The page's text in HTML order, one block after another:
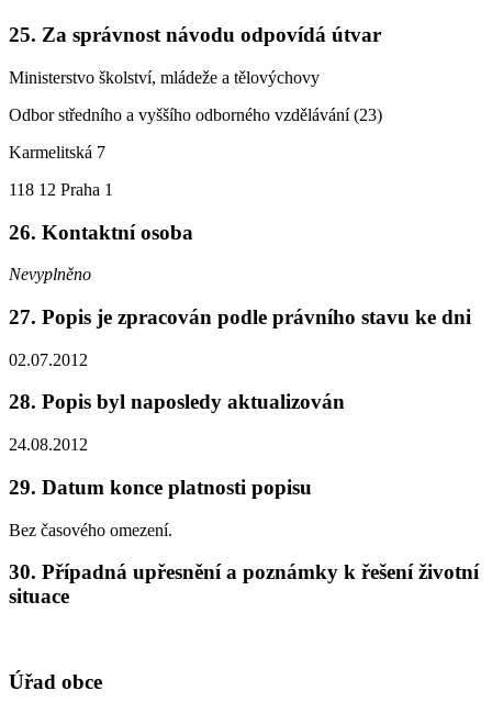
25. Za správnost návodu odpovídá útvar
Ministerstvo školství, mládeže a tělovýchovy
Odbor středního a vyššího odborného vzdělávání (23)
Karmelitská 7
118 12 Praha 1
26. Kontaktní osoba
Nevyplněno
27. Popis je zpracován podle právního stavu ke dni
02.07.2012
28. Popis byl naposledy aktualizován
24.08.2012
29. Datum konce platnosti popisu
Bez časového omezení.
30. Případná upřesnění a poznámky k řešení životní
situace
Úřad obce